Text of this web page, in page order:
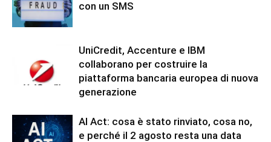
con un SMS
UniCredit, Accenture e IBM
collaborano per costruire la
piattaforma bancaria europea di nuova
generazione
AI Act: cosa è stato rinviato, cosa no,
e perché il 2 agosto resta una data